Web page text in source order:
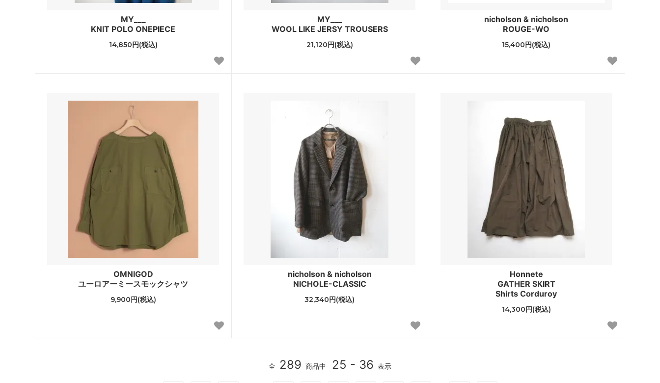
MY___
KNIT POLO ONEPIECE
14,850円(税込)
MY___
WOOL LIKE JERSY TROUSERS
21,120円(税込)
nicholson & nicholson
ROUGE-WO
15,400円(税込)
OMNIGOD
ユーロアーミースモックシャツ
9,900円(税込)
nicholson & nicholson
NICHOLE-CLASSIC
32,340円(税込)
Honnete
GATHER SKIRT
Shirts Corduroy
14,300円(税込)
全 289 商品中 25 - 36 表示